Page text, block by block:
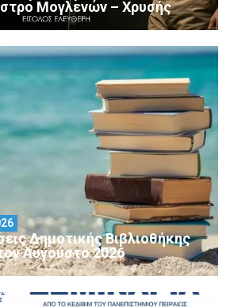
Μογλενών – Χρυσής
Δημοτικής Βιβλιοθήκης
Αύγούστο 2026